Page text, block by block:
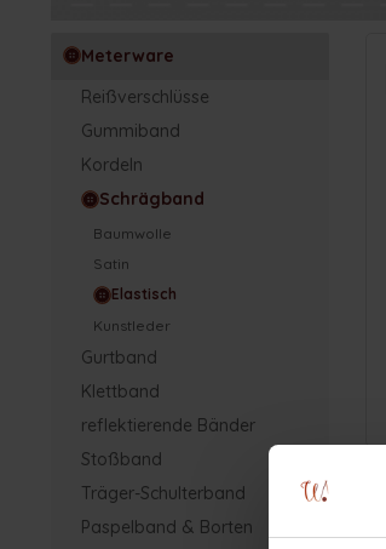
Meterware
Reißverschlüsse
Gummiband
Kordeln
Schrägband
Baumwolle
Satin
Elastisch
Kunstleder
Gurtband
Klettband
reflektierende Bänder
Stoßband
Träger-Schulterband
Paspelband & Borten